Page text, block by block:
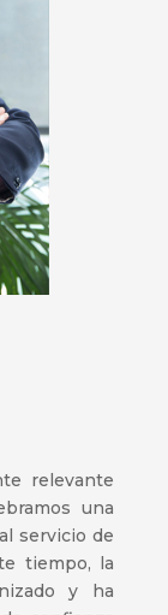
relevante
una
servicio de
tiempo, la
y ha